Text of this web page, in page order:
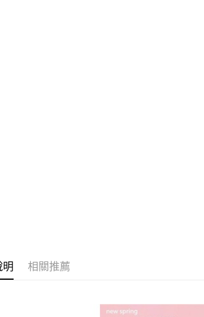
明 相關推薦